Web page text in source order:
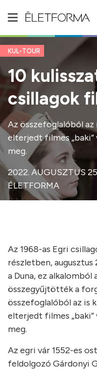
KUL-TOUR
10
csillagok
Az összefoglalóból az
elterjedt filmes
meg.
2022. AUGUSZTUS
ÉLETFORMA
Az 1968-as Egri
részletben,
a Duna, ez
összegyűjtötték a
összefoglalóból az is
elterjedt filmes
meg.
Az egri vár 1552-es
feldolgozó Gárdonyi